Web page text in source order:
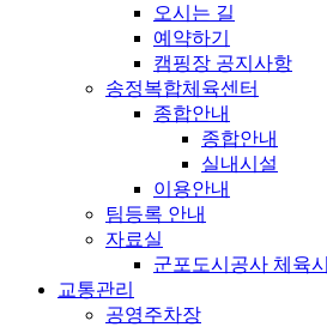
오시는 길
예약하기
캠핑장 공지사항
송정복합체육센터
종합안내
종합안내
실내시설
이용안내
팀등록 안내
자료실
군포도시공사 체육
교통관리
공영주차장